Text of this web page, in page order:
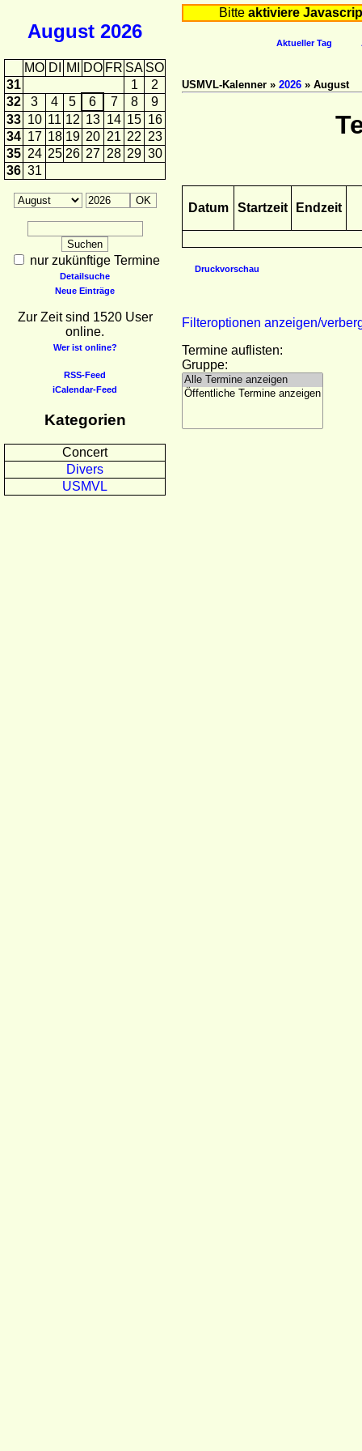
August 2026
MO DI MI DO FR SA SO
31
1
2
32
3 4 5 6 7 8
9
33 10 11 12 13 14 15 16
34 17 18 19 20 21 22 23
35 24 25 26 27 28 29 30
36 31
nur zukünftige Termine
Detailsuche
Neue Einträge
Zur Zeit sind 1520 User
online.
Wer ist online?
RSS-Feed
iCalendar-Feed
Kategorien
Concert
Divers
USMVL
Bitte aktiviere
Aktueller Tag
USMVL-Kalenner » 2026 » August
Datum Startzeit Endzeit
Druckvorschau
Filteroptionen anzeigen/
Termine auflisten:
Gruppe: